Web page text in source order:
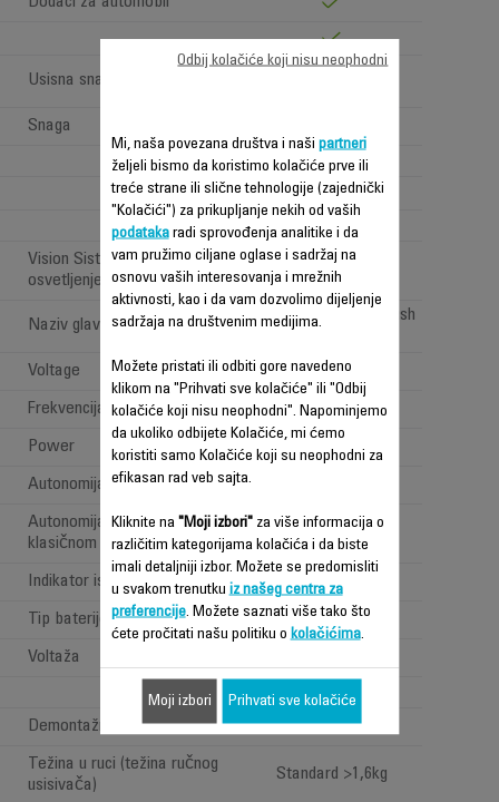
Usisna snaga (Air Watt)
High performance
Snaga
4
1
Vision Sistem: 'LED
osvetljenje'
Naziv glave za usisavanje
All types of floor brush
Voltage 100-240 V
Frekvencija 50-60 Hz
Power Power < 1 W
Autonomija
Autonomija (na snažnom
klasičnom položaju)
45 minuta
Indikator isticanja vremena mins / %
Tip baterije Lithium ion
Voltaža
07
Demontažna baterija
Težina u ruci (težina ručnog
usisivača)
Standard >1,6kg
Mi, naša povezana društva i naši partneri
željeli bismo da koristimo kolačiće prve ili
treće strane ili slične tehnologije (zajednički
"Kolačići") za prikupljanje nekih od vaših
podatakaradi sprovođenja analitike i da
vam pružimo ciljane oglase i sadržaj na
osnovu vaših interesovanja i mrežnih
aktivnosti, kao i da vam dozvolimo dijeljenje
sadržaja na društvenim medijima.
Možete pristati ili odbiti gore navedeno
klikom na "Prihvati sve kolačiće" ili "Odbij
kolačiće koji nisu neophodni". Napominjemo
da ukoliko odbijete Kolačiće, mi ćemo
koristiti samo Kolačiće koji su neophodni za
efikasan rad veb sajta.
Kliknite na "Moji izbori"za više informacija o
različitim kategorijama kolačića i da biste
imali detaljniji izbor. Možete se predomisliti
u svakom trenutku iz našeg centra za
preferencije. Možete saznati više tako što
ćete pročitati našu politiku o kolačićima.
Odbij kolačiće koji nisu neophodni
Moji izbori Prihvati sve kolačiće